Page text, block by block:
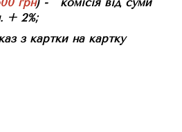
+ 2%;
з картки на картку